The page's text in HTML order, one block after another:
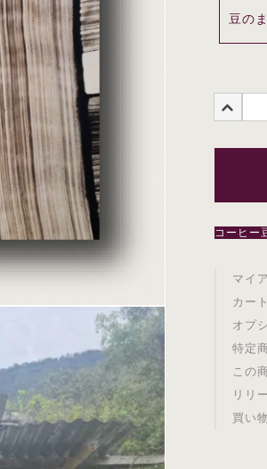
コーヒー
マイ
カー
オプ
特定
この
リリ
買い